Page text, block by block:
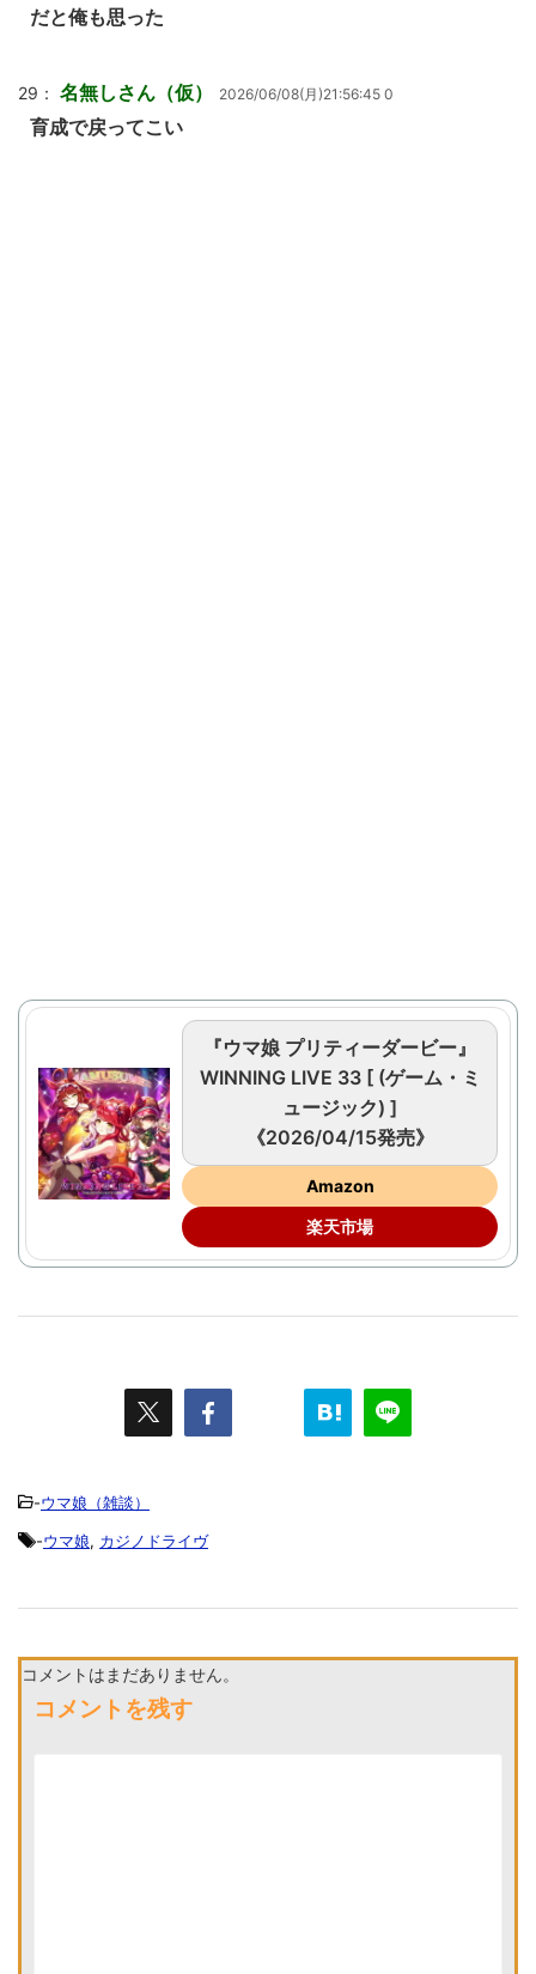
だと俺も思った
29： 名無しさん（仮） 2026/06/08(月)21:56:45 0
育成で戻ってこい
『ウマ娘 プリティーダービー』
WINNING LIVE 33 [ (ゲーム・ミ
ュージック) ]
《2026/04/15発売》
Amazon
楽天市場
-ウマ娘（雑談）
-ウマ娘, カジノドライヴ
コメントはまだありません。
コメントを残す